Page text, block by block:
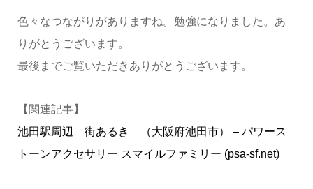
色々なつながりがありますね。勉強になりました。あ
りがとうございます。
最後までご覧いただきありがとうございます。
【関連記事】
池田駅周辺 街あるき （大阪府池田市） – パワース
トーンアクセサリー スマイルファミリー (psa-sf.net)